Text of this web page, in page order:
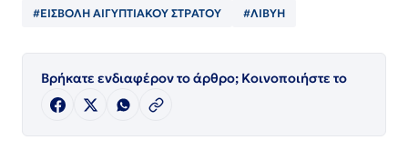
#ΕΙΣΒΟΛΗ ΑΙΓΥΠΤΙΑΚΟΥ ΣΤΡΑΤΟΥ #ΛΙΒΥΗ
Βρήκατε ενδιαφέρον το άρθρο; Κοινοποιήστε το